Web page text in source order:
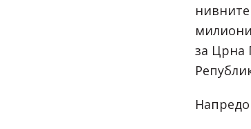
за Црна